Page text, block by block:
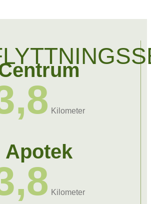
Kilometer
Apotek
Kilometer